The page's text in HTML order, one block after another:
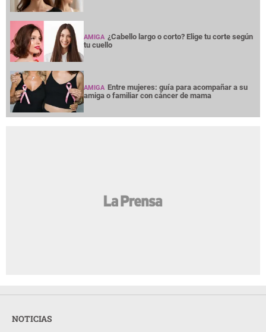
AMIGA ¿Cabello largo o corto? Elige tu corte según
tu cuello
AMIGA Entre mujeres: guía para acompañar a su
amiga o familiar con cáncer de mama
NOTICIAS